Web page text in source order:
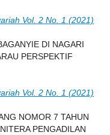
Vol. 2 No. 1 (2021)
DI NAGARI
PERSPEKTIF
Vol. 2 No. 1 (2021)
NOMOR 7 TAHUN
PENGADILAN